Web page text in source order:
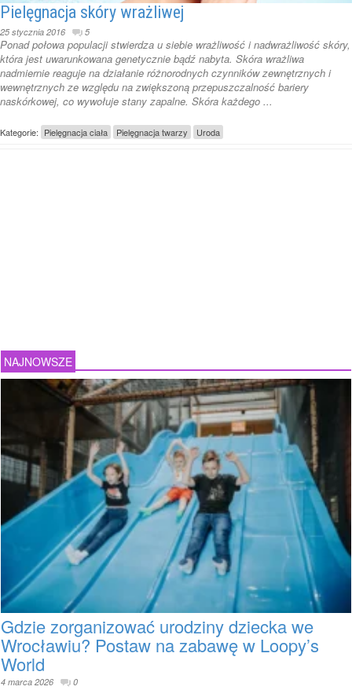
Pielęgnacja skóry wrażliwej
25 stycznia 2016 5
Ponad połowa populacji stwierdza u siebie wrażliwość i nadwrażliwość skóry,
która jest uwarunkowana genetycznie bądź nabyta. Skóra wrażliwa
nadmiernie reaguje na działanie różnorodnych czynników zewnętrznych i
wewnętrznych ze względu na zwiększoną przepuszczalność bariery
naskórkowej, co wywołuje stany zapalne. Skóra każdego ...
Kategorie: Pielęgnacja ciała Pielęgnacja twarzy Uroda
NAJNOWSZE
Gdzie zorganizować urodziny dziecka we
Wrocławiu? Postaw na zabawę w Loopy’s
World
4 marca 2026 0